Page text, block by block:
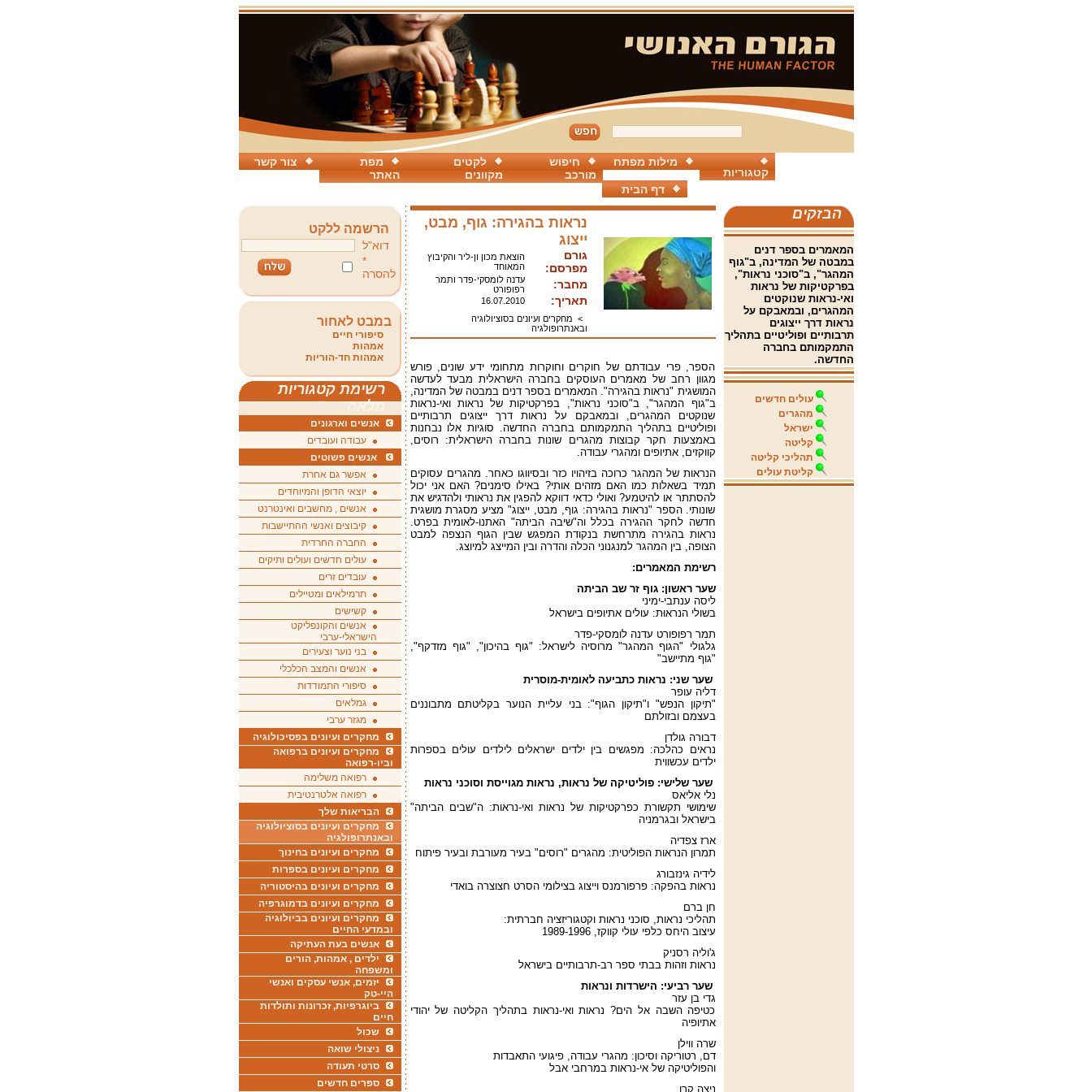
צור קשר
מפת
האתר
לקטים
מקוונים
חיפוש
מורכב
מילות מפתח
קטגוריות
דף הבית
הבזקים
המאמרים בספר דנים
במבטה של המדינה, ב"גוף
המהגר", ב"סוכני נראות",
בפרקטיקות של נראות
ואי-נראות שנוקטים
המהגרים, ובמאבקם על
נראות דרך ייצוגים
תרבותיים ופוליטיים בתהליך
התמקמותם בחברה
החדשה.
עולים חדשים
מהגרים
ישראל
קליטה
תהליכי קליטה
קליטת עולים
נראות בהגירה: גוף, מבט,
ייצוג
גורם
מפרסם:
הוצאת מכון ון-ליר והקיבוץ
המאוחד
מחבר:
עדנה לומסקי-פדר ותמר
רפופורט
תאריך:
16.07.2010
> מחקרים ועיונים בסוציולוגיה
ובאנתרופולגיה
הספר, פרי עבודתם של חוקרים וחוקרות מתחומי ידע שונים, פורש
מגוון רחב של מאמרים העוסקיםבחברה הישראלית מבעד לעדשה
המושגית "נראות בהגירה". המאמרים בספר דנים במבטה של המדינה,
ב"גוף המהגר", ב"סוכני נראות", בפרקטיקות של נראות ואי-נראות
שנוקטים המהגרים, ובמאבקם על נראות דרך ייצוגים תרבותיים
ופוליטיים בתהליך התמקמותם בחברה החדשה. סוגיות אלו נבחנות
באמצעות חקר קבוצות מהגרים שונות בחברה הישראלית: רוסים,
קווקזים, אתיופים ומהגרי עבודה.
הנראות של המהגר כרוכה בזיהויו כזר ובסיווגו כאחר. מהגרים עסוקים
תמיד בשאלות כמו האם מזהים אותי? באילו סימנים? האם אני יכול
להסתתר או להיטמע? ואולי כדאי דווקא להפגין את נראותי ולהדגיש את
שונותי. הספר "נראות בהגירה: גוף, מבט, ייצוג" מציע מסגרת מושגית
חדשה לחקר ההגירה בכלל וה"שיבה הביתה" האתנו-לאומית בפרט.
נראות בהגירה מתרחשת בנקודת המפגש שבין הגוף הנצפה למבט
הצופה, בין המהגר למנגנוני הכלה והדרה ובין המייצג למיוצג.
רשימת המאמרים:
שער ראשון: גוף זר שב הביתה
ליסה ענתבי-ימיני
בשולי הנראוּת: עולים אתיופים בישראל
תמר רפופורט עדנה לומסקי-פדר
גלגולי "הגוף המהגר" מרוסיה לישראל: "גוף בהיכון", "גוף מזדקף",
"גוף מתיישב"
שער שני: נראות כתביעה לאומית-מוסרית
דליה עופר
"תיקון הנפש" ו"תיקון הגוף": בני עליית הנוער בקליטתם מתבוננים
בעצמם ובזולתם
דבורה גולדן
נראים כהלכה: מפגשים בין ילדים ישראלים לילדים עולים בספרות
ילדים עכשווית
שער שלישי: פוליטיקה של נראות, נראות מגוייסת וסוכני נראות
נלי אליאס
שימושי תקשורת כפרקטיקות של נראות ואי-נראות: ה"שבים הביתה"
בישראל ובגרמניה
ארז צפדיה
תמרון הנראות הפוליטית: מהגרים "רוסים" בעיר מעורבת ובעיר פיתוח
לידיה גינזבורג
נראות בהפקה: פרפורמנס וייצוג בצילומי הסרט חצוצרה בואדי
חן ברם
תהליכי נראות, סוכני נראות וקטגוריזציה חברתית:
עיצוב היחס כלפי עולי קווקז, 1989-1996
ג'וליה רסניק
נראות וזהות בבתי ספר רב-תרבותיים בישראל
שער רביעי: הישרדות ונראות
גדי בן עזר
כטיפה השבה אל הים? נראות ואי-נראות בתהליך הקליטה של יהודי
אתיופיה
שרה ווילן
דם, רטוריקה וסיכון: מהגרי עבודה, פיגועי התאבדות
והפוליטיקה של אי-נראות במרחבי אבל
ניצה קרן
הרשמה ללקט
דוא"ל
*
להסרה
במבט לאחור
סיפורי חיים
אמהות
אמהות חד-הוריות
רשימת קטגוריות
מלאה
אנשים וארגונים
עבודה ועובדים
אנשים פשוטים
אפשר גם אחרת
יוצאי הדופן והמיוחדים
אנשים , מחשבים ואינטרנט
קיבוצים ואנשי ההתיישבות
החברה החרדית
עולים חדשים ועולים ותיקים
עובדים זרים
תרמילאים ומטיילים
קשישים
אנשים והקונפליקט
הישראלי-ערבי
בני נוער וצעירים
אנשים והמצב הכלכלי
סיפורי התמודדות
גמלאים
מגזר ערבי
מחקרים ועיונים בפסיכולוגיה
מחקרים ועיונים ברפואה
וביו-רפואה
רפואה משלימה
רפואה אלטרנטיבית
הבריאות שלך
מחקרים ועיונים בסוציולוגיה
ובאנתרופולגיה
מחקרים ועיונים בחינוך
מחקרים ועיונים בספרות
מחקרים ועיונים בהיסטוריה
מחקרים ועיונים בדמוגרפיה
מחקרים ועיונים בביולוגיה
ובמדעי החיים
אנשים בעת העתיקה
ילדים , אמהות, הורים
ומשפחה
יזמים, אנשי עסקים ואנשי
היי-טק
ביוגרפיות, זכרונות ותולדות
חיים
שכול
ניצולי שואה
סרטי תעודה
ספרים חדשים